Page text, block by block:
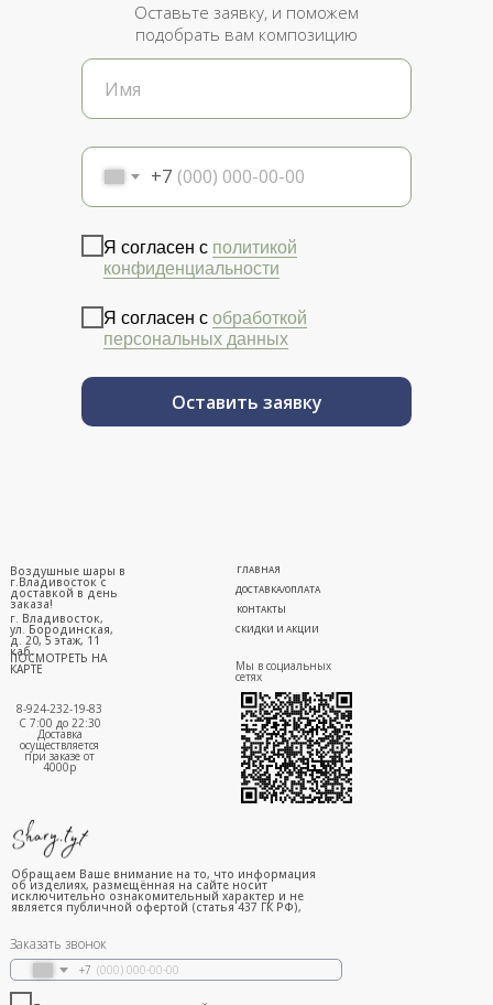
+7
Я согласен с политикой
конфиденциальности
Я согласен с обработкой
персональных данных
Оставить заявку
Оставьте заявку, и поможем
подобрать вам композицию
г. Владивосток,
ул. Бородинская,
д. 20, 5 этаж, 11
каб.
ПОСМОТРЕТЬ НА
КАРТЕ
ГЛАВНАЯ
ДОСТАВКА/ОПЛАТА
СКИДКИ И АКЦИИ
КОНТАКТЫ
8-924-232-19-83
С 7:00 до 22:30
Доставка
осуществляется
при заказе от
4000р
Воздушные шары в
г.Владивосток с
доставкой в день
заказа!
Мы в социальных
сетях
Заказать звонок
+7
Обращаем Ваше внимание на то, что информация
об изделиях, размещённая на сайте носит
исключительно ознакомительный характер и не
является публичной офертой (статья 437 ГК РФ),